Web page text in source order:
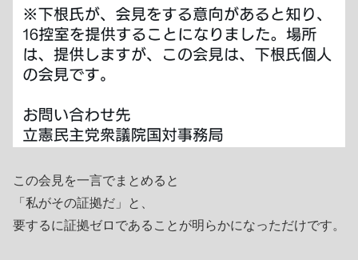
この会見を一言でまとめると
「私がその証拠だ」と、
要するに証拠ゼロであることが明らかになっただけです。